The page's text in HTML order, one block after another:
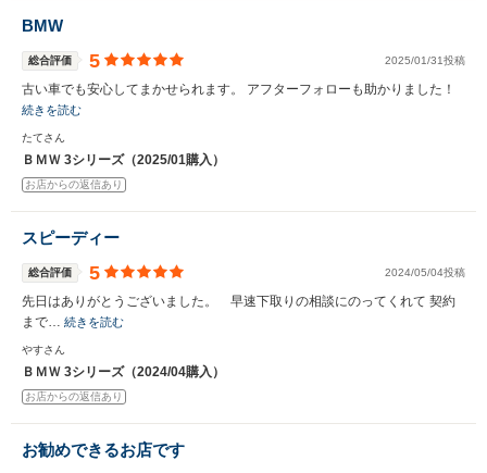
BMW
総合評価 5 2025/01/31投稿
古い車でも安心してまかせられます。 アフターフォローも助かりました！
続きを読む
たてさん
ＢＭＷ 3シリーズ（2025/01購入）
お店からの返信あり
スピーディー
総合評価 5 2024/05/04投稿
先日はありがとうございました。 早速下取りの相談にのってくれて 契約
まで… 続きを読む
やすさん
ＢＭＷ 3シリーズ（2024/04購入）
お店からの返信あり
お勧めできるお店です